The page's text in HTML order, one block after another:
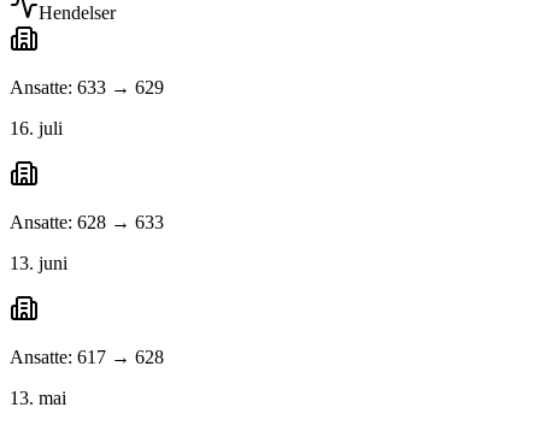
Hendelser
Ansatte: 633 → 629
16. juli
Ansatte: 628 → 633
13. juni
Ansatte: 617 → 628
13. mai